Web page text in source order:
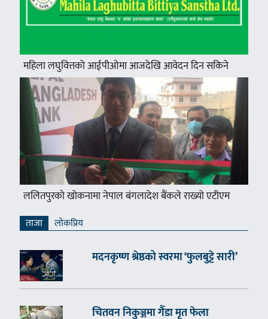
महिला लघुवित्तको आईपीओमा आजदेखि आवेदन दिन सकिने
ललितपुरको खोकनामा नेपाल बंगलादेश बैंकले राख्यो एटीएम
ताजा लाेकप्रिय
मदनकृष्ण श्रेष्ठको स्वरमा ‘फुलबुट्टे सारी’
चितवन निकुञ्जमा गैँडा मृत फेला